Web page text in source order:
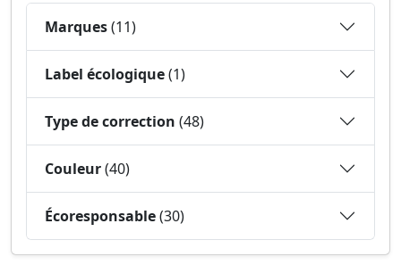
Marques(11)
Label écologique(1)
Type de correction (48)
Couleur(40)
Écoresponsable(30)